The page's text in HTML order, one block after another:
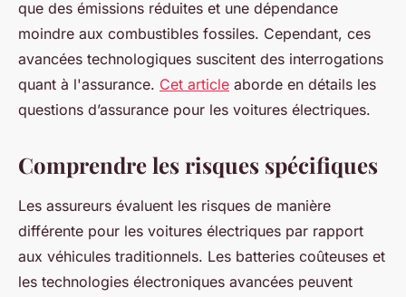
que des émissions réduites et une dépendance
moindre aux combustibles fossiles. Cependant, ces
avancées technologiques suscitent des interrogations
quant à l'assurance. Cet article aborde en détails les
questions d’assurance pour les voitures électriques.
Comprendre les risques spécifiques
Les assureurs évaluent les risques de manière
différente pour les voitures électriques par rapport
aux véhicules traditionnels. Les batteries coûteuses et
les technologies électroniques avancées peuvent